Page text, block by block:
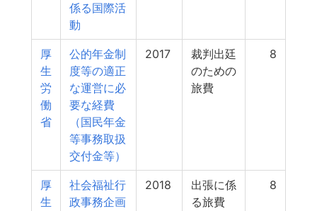
係る国際活
動
厚
生
労
働
省
公的年金制
度等の適正
な運営に必
要な経費
（国民年金
等事務取扱
交付金等）
2017
裁判出廷
のための
旅費
8
厚
生
社会福祉行
政事務企画
2018
出張に係
る旅費
8